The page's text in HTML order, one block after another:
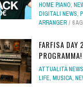
HOME PIANO,
DIGITALI NEWS,
ARRANGER
6
FARFISA
PROGRAMMA!
ATTUALITÀ NEWS
LIFE, MUSICA,